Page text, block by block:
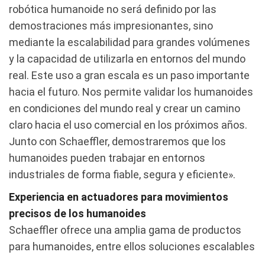
robótica humanoide no será definido por las
demostraciones más impresionantes, sino
mediante la escalabilidad para grandes volúmenes
y la capacidad de utilizarla en entornos del mundo
real. Este uso a gran escala es un paso importante
hacia el futuro. Nos permite validar los humanoides
en condiciones del mundo real y crear un camino
claro hacia el uso comercial en los próximos años.
Junto con Schaeffler, demostraremos que los
humanoides pueden trabajar en entornos
industriales de forma fiable, segura y eficiente».
Experiencia en actuadores para movimientos
precisos de los humanoides
Schaeffler ofrece una amplia gama de productos
para humanoides, entre ellos soluciones escalables